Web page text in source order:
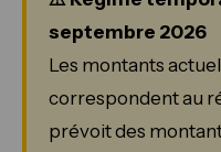
septembre 2026
Les montants
correspondent au
prévoit des